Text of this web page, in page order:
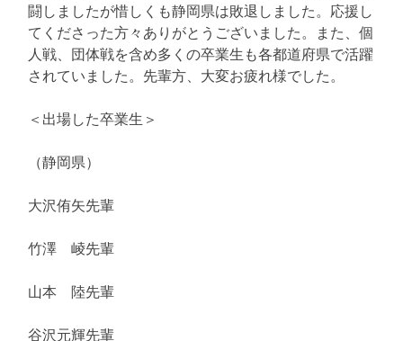
闘しましたが惜しくも静岡県は敗退しました。応援し
てくださった方々ありがとうございました。また、個
人戦、団体戦を含め多くの卒業生も各都道府県で活躍
されていました。先輩方、大変お疲れ様でした。
＜出場した卒業生＞
（静岡県）
大沢侑矢先輩
竹澤 崚先輩
山本 陸先輩
谷沢元輝先輩